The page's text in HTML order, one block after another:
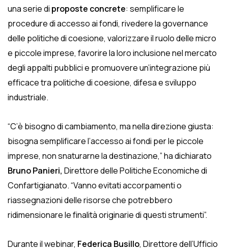
una serie di proposte concrete: semplificare le
procedure di accesso ai fondi, rivedere la governance
delle politiche di coesione, valorizzare il ruolo delle micro
e piccole imprese, favorire la loro inclusione nel mercato
degli appalti pubblici e promuovere un’integrazione più
efficace tra politiche di coesione, difesa e sviluppo
industriale.
“C’è bisogno di cambiamento, ma nella direzione giusta:
bisogna semplificare l’accesso ai fondi per le piccole
imprese, non snaturarne la destinazione,” ha dichiarato
Bruno Panieri, Direttore delle Politiche Economiche di
Confartigianato. “Vanno evitati accorpamenti o
riassegnazioni delle risorse che potrebbero
ridimensionare le finalità originarie di questi strumenti”.
Durante il webinar, Federica Busillo, Direttore dell’Ufficio